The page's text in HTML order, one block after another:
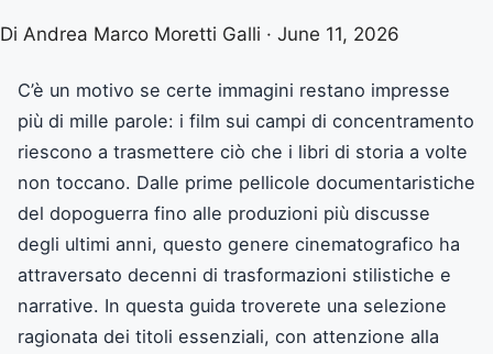
Di Andrea Marco Moretti Galli · June 11, 2026
C’è un motivo se certe immagini restano impresse
più di mille parole: i film sui campi di concentramento
riescono a trasmettere ciò che i libri di storia a volte
non toccano. Dalle prime pellicole documentaristiche
del dopoguerra fino alle produzioni più discusse
degli ultimi anni, questo genere cinematografico ha
attraversato decenni di trasformazioni stilistiche e
narrative. In questa guida troverete una selezione
ragionata dei titoli essenziali, con attenzione alla